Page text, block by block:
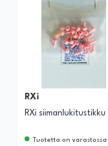
RXi
RXi siimanlukitustikku
Tuotetta on varastossa